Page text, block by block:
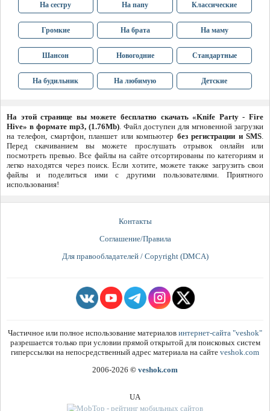
На сестру На папу Классические
Громкие На брата На маму
Шансон Новогодние Стандартные
На будильник На любимую Детские
На этой странице вы можете бесплатно скачать «Knife Party - Fire
Hive» в формате mp3, (1.76Mb). Файл доступен для мгновенной загрузки
на телефон, смартфон, планшет или компьютер без регистрации и SMS.
Перед скачиванием вы можете прослушать отрывок онлайн или
посмотреть превью. Все файлы на сайте отсортированы по категориям и
легко находятся через поиск. Если хотите, можете также загрузить свои
файлы и поделиться ими с другими пользователями. Приятного
использования!
Контакты
Соглашение/Правила
Для правообладателей / Copyright (DMCA)
Частичное или полное использование материалов интернет-сайта "veshok"
разрешается только при условии прямой открытой для поисковых систем
гиперссылки на непосредственный адрес материала на сайте veshok.com
2006-2026 © veshok.com
UA